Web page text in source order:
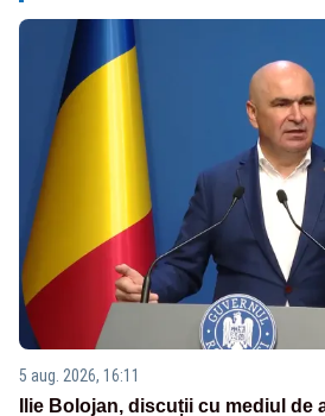
5 aug. 2026, 16:11
Ilie Bolojan, discuții cu mediul de